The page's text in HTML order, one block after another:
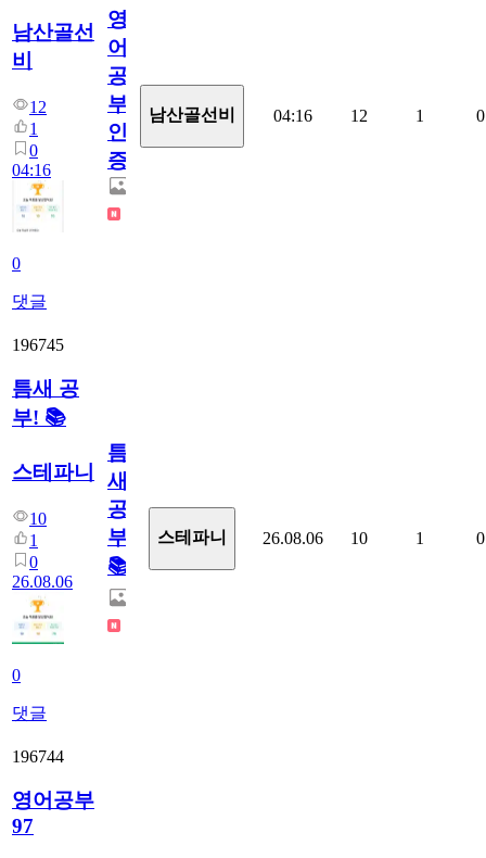
남산골선
비
12
1
0
04:16
0
댓글
영
어
공
부
인
증
남산골선비 04:16 12 1 0
196745
틈새 공
부! 📚
스테파니
10
1
0
26.08.06
0
댓글
틈
새
공
부!
📚
스테파니 26.08.06 10 1 0
196744
영어공부
97